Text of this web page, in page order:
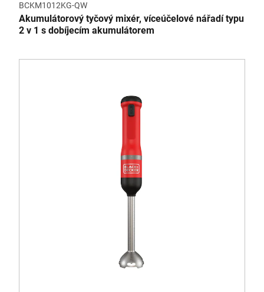
BCKM1012KG-QW
Akumulátorový tyčový mixér, víceúčelové nářadí typu
2 v 1 s dobíjecím akumulátorem